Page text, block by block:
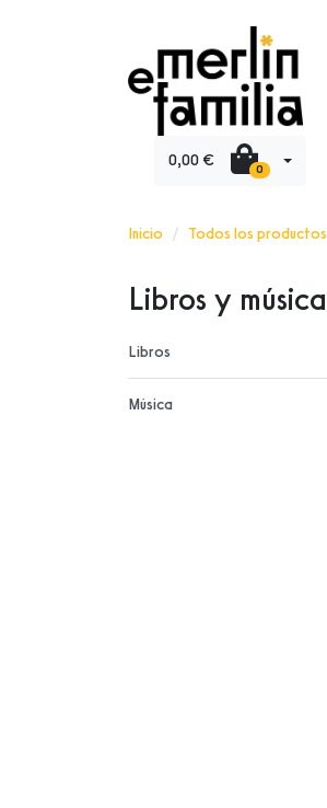
0,00 € 0
Inicio Todos los productos
Libros y música
Libros
Música